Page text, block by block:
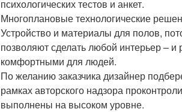
психологических тестов и анкет.
Многоплановые технологические
Устройство и материалы для полов,
позволяют сделать любой интерьер –
комфортными для людей.
По желанию заказчика дизайнер
рамках авторского надзора
выполнены на высоком уровне.